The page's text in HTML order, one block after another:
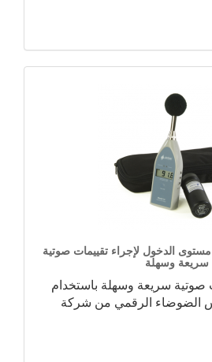
الدخول لإجراء تقييمات صوتية
سريعة وسهلة
صوتية سريعة وسهلة باستخدام